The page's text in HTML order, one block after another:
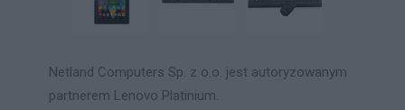
Netland Computers Sp. z o.o. jest autoryzowanym
partnerem Lenovo Platinium.